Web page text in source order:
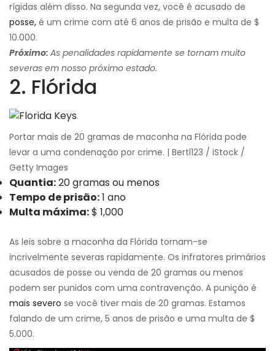
rígidas além disso. Na segunda vez, você é acusado de
posse, é um crime com até 6 anos de prisão e multa de $
10.000.
Próximo: As penalidades rapidamente se tornam muito
severas em nosso próximo estado.
2. Flórida
Portar mais de 20 gramas de maconha na Flórida pode
levar a uma condenação por crime. | Bertl123 / iStock /
Getty Images
Quantia:20 gramas ou menos
Tempo de prisão:1 ano
Multa máxima:$ 1,000
As leis sobre a maconha da Flórida tornam-se
incrivelmente severas rapidamente. Os infratores primários
acusados ​​de posse ou venda de 20 gramas ou menos
podem ser punidos com uma contravenção. A punição é
mais severo se você tiver mais de 20 gramas. Estamos
falando de um crime, 5 anos de prisão e uma multa de $
5.000.